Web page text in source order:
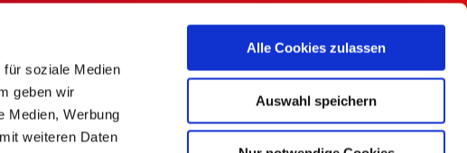
für soziale Medien
geben wir
Medien, Werbung
weiteren Daten
Alle Cookies zulassen
Auswahl speichern
RSS-Feed
Für Autoren